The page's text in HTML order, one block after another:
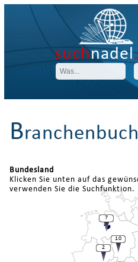
suchnadel
B
Bundesland
Klicken Sie unten auf das
verwenden Sie die Suchfunktion.
10
7
2